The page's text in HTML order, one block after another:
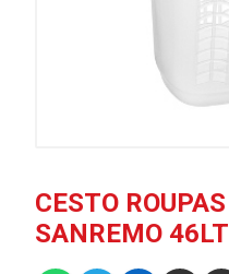
CESTO
SANREMO 46LT